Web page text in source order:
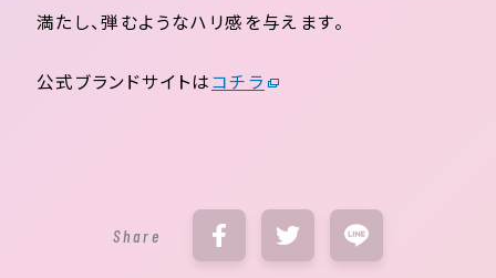
満たし、弾むようなハリ感を与えます。
公式ブランドサイトはコチラ
Share